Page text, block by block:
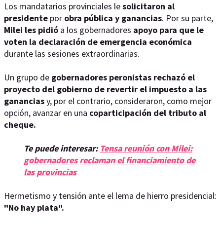
Los mandatarios provinciales lesolicitaron al
presidente por obra pública y ganancias. Por su parte,
Milei les pidió a los gobernadores apoyo para que le
voten la declaración de emergencia económica
durante las sesiones extraordinarias.
Un grupo de gobernadores peronistas rechazó el
proyecto del gobierno de revertir el impuesto a las
gananciasy, por el contrario, consideraron, como mejor
opción, avanzar en una coparticipación del tributo al
cheque.
Te puede interesar: Tensa reunión con Milei:
gobernadores reclaman el financiamiento de
las provincias
Hermetismo y tensión ante el lema de hierro presidencial:
"No hay plata".